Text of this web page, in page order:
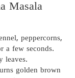
Masala
peppercorns,
a few seconds.
leaves.
golden brown